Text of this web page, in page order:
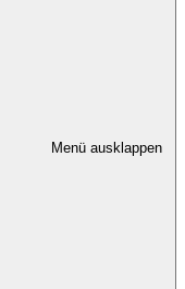
Menü ausklappen